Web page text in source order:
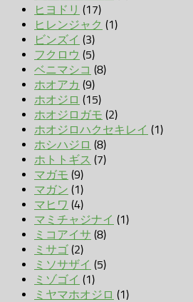
ヒヨドリ (17)
ヒレンジャク (1)
ビンズイ (3)
フクロウ (5)
ベニマシコ (8)
ホオアカ (9)
ホオジロ (15)
ホオジロガモ (2)
ホオジロハクセキレイ (1)
ホシハジロ (8)
ホトトギス (7)
マガモ (9)
マガン (1)
マヒワ (4)
マミチャジナイ (1)
ミコアイサ (8)
ミサゴ (2)
ミソサザイ (5)
ミゾゴイ (1)
ミヤマホオジロ (1)